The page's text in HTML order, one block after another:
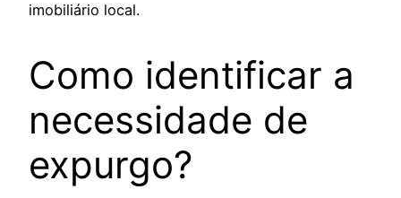
imobiliário local.
Como identificar a
necessidade de
expurgo?